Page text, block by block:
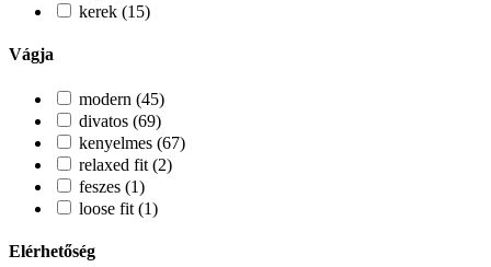
kerek (15)
Vágja
modern (45)
divatos (69)
kenyelmes (67)
relaxed fit (2)
feszes (1)
loose fit (1)
Elérhetőség